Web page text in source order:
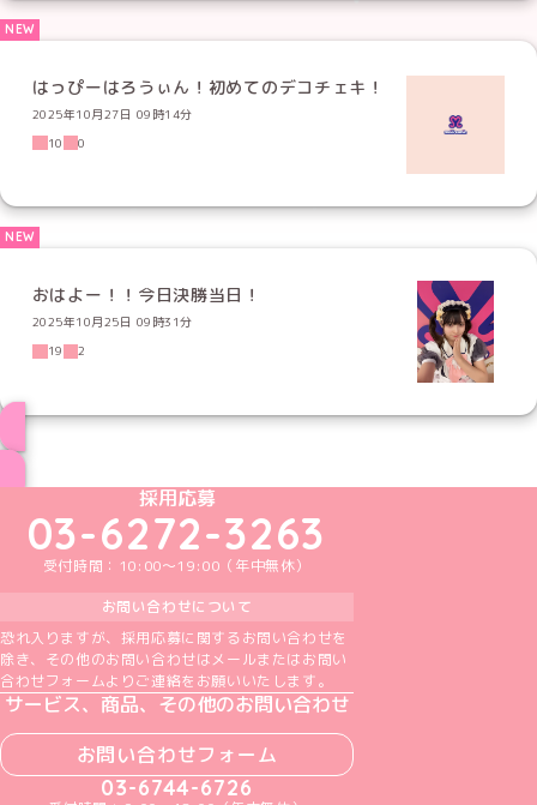
はっぴーはろうぃん！初めてのデコチェキ！
2025年10月27日 09時14分
10
0
おはよー！！今日決勝当日！
2025年10月25日 09時31分
19
2
めいどりーみんTikTok公式アカウント
めいどりーみんX公式アカウント
めいどりーみんInstagram公式アカウント
めいどりーみんFacebook公式アカウン
めいどりーみんYouTube公式アカ
採用応募
03-6272-3263
受付時間：10:00～19:00（年中無休）
お問い合わせについて
恐れ入りますが、採用応募に関するお問い合わせを
除き、その他のお問い合わせはメールまたはお問い
合わせフォームよりご連絡をお願いいたします。
サービス、商品、その他のお問い合わせ
お問い合わせフォーム
03-6744-6726